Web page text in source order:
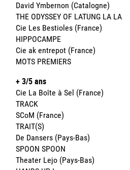
David Ymbernon (Catalogne)
THE ODYSSEY OF LATUNG LA LA
Cie Les Bestioles (France)
HIPPOCAMPE
Cie ak entrepot (France)
MOTS PREMIERS
+ 3/5 ans
Cie La Boîte à Sel (France)
TRACK
SCoM (France)
TRAIT(S)
De Dansers (Pays-Bas)
SPOON SPOON
Theater Lejo (Pays-Bas)